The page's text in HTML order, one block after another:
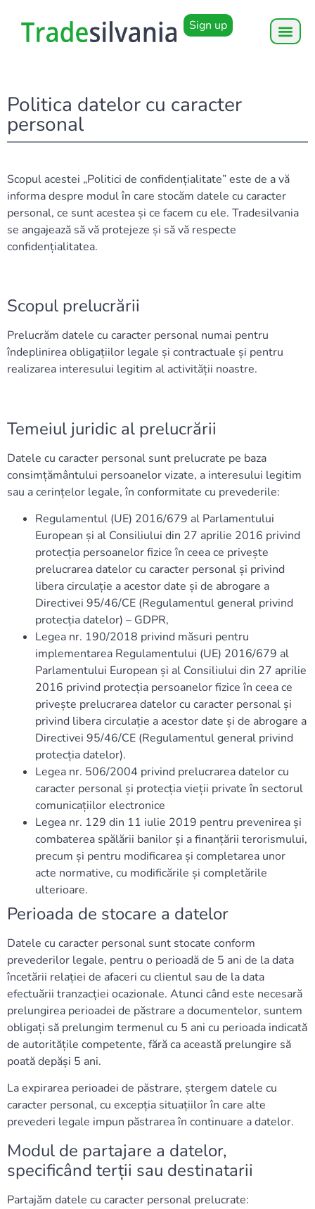
Sign up
Politica datelor cu caracter
personal
Scopul acestei „Politici de confidențialitate” este de a vă
informa despre modul în care stocăm datele cu caracter
personal, ce sunt acestea și ce facem cu ele. Tradesilvania
se angajează să vă protejeze și să vă respecte
confidențialitatea.
Scopul prelucrării
Prelucrăm datele cu caracter personal numai pentru
îndeplinirea obligațiilor legale și contractuale și pentru
realizarea interesului legitim al activității noastre.
Temeiul juridic al prelucrării
Datele cu caracter personal sunt prelucrate pe baza
consimțământului persoanelor vizate, a interesului legitim
sau a cerințelor legale, în conformitate cu prevederile:
Regulamentul (UE) 2016/679 al Parlamentului
European și al Consiliului din 27 aprilie 2016 privind
protecția persoanelor fizice în ceea ce privește
prelucrarea datelor cu caracter personal și privind
libera circulație a acestor date și de abrogare a
Directivei 95/46/CE (Regulamentul general privind
protecția datelor) – GDPR,
Legea nr. 190/2018 privind măsuri pentru
implementarea Regulamentului (UE) 2016/679 al
Parlamentului European și al Consiliului din 27 aprilie
2016 privind protecția persoanelor fizice în ceea ce
privește prelucrarea datelor cu caracter personal și
privind libera circulație a acestor date și de abrogare a
Directivei 95/46/CE (Regulamentul general privind
protecția datelor).
Legea nr. 506/2004 privind prelucrarea datelor cu
caracter personal și protecția vieții private în sectorul
comunicațiilor electronice
Legea nr. 129 din 11 iulie 2019 pentru prevenirea și
combaterea spălării banilor și a finanțării terorismului,
precum și pentru modificarea și completarea unor
acte normative, cu modificările și completările
ulterioare.
Perioada de stocare a datelor
Datele cu caracter personal sunt stocate conform
prevederilor legale, pentru o perioadă de 5 ani de la data
încetării relației de afaceri cu clientul sau de la data
efectuării tranzacției ocazionale. Atunci când este necesară
prelungirea perioadei de păstrare a documentelor, suntem
obligați să prelungim termenul cu 5 ani cu perioada indicată
de autoritățile competente, fără ca această prelungire să
poată depăși 5 ani.
La expirarea perioadei de păstrare, ștergem datele cu
caracter personal, cu excepția situațiilor în care alte
prevederi legale impun păstrarea în continuare a datelor.
Modul de partajare a datelor,
specificând terții sau destinatarii
Partajăm datele cu caracter personal prelucrate: